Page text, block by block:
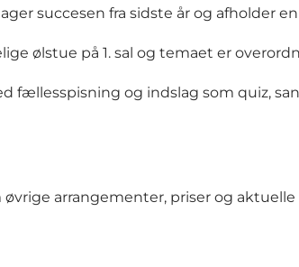
succesen fra sidste år og afholder
ølstue på 1. sal og temaet er
fællesspisning og indslag som quiz,
øvrige arrangementer, priser og